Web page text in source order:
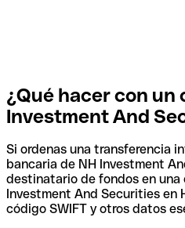
¿Qué hacer con un
Investment And
Si ordenas una transferencia
bancaria de NH Investment
destinatario de fondos en una
Investment And Securities en
código SWIFT y otros datos